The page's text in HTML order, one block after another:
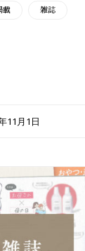
載 雑誌
11月1日